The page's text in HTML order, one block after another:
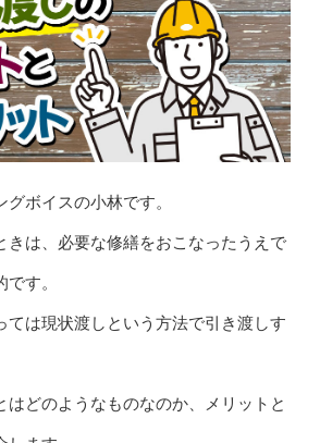
ボイスの小林です。
きは、必要な修繕をおこなったうえで
す。
ては現状渡しという方法で引き渡しす
はどのようなものなのか、メリットと